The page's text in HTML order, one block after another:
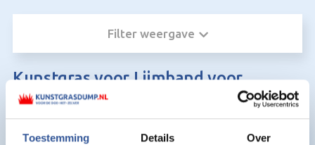
Toestemming Details Over
Filter weergave
Kunstgras voor Lijmband voor
kunstgras: